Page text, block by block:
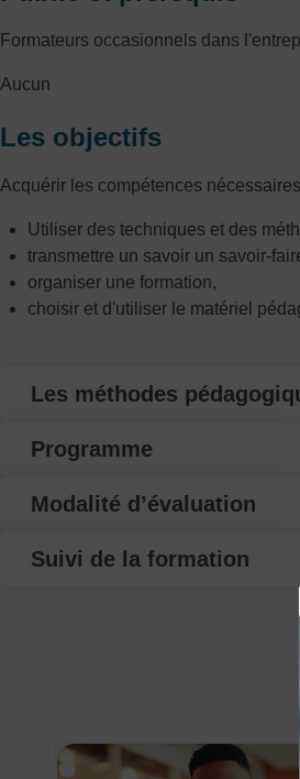
Formateurs occasionnels dans
Aucun
Les objectifs
Acquérir les compétences
Utiliser des techniques et des
transmettre un savoir un savoir-
organiser une formation,
choisir et d'utiliser le matériel
Les méthodes
Programme
Modalité d’évaluation
Suivi de la formation